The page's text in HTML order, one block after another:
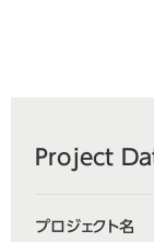
Project
プロジェクト名